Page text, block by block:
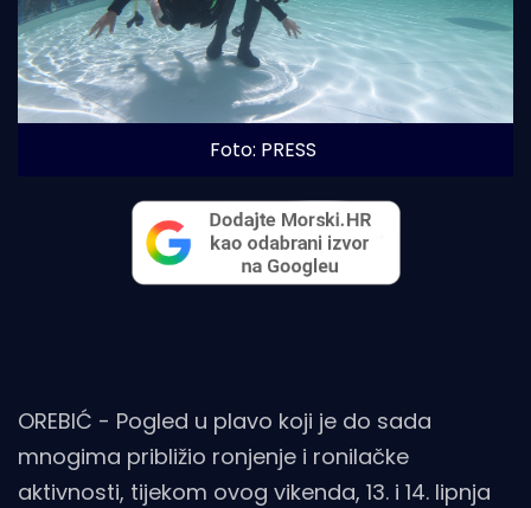
Foto: PRESS
OREBIĆ - Pogled u plavo koji je do sada
mnogima približio ronjenje i ronilačke
aktivnosti, tijekom ovog vikenda, 13. i 14. lipnja